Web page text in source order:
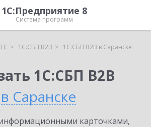
1С:Предприятие 8
Система программ
1С:СБП B2B 1С:СБП B2B в Саранске
1С:СБП B2B
в Саранске
карточками,